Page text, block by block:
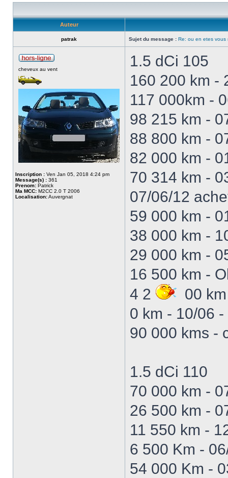
Auteur
patrak Sujet du message : Re: ou en etes vous
cheveux au vent
Inscription : Ven Jan 05, 2018 4:24 pm
Message(s) : 361
Prenom: Patrick
Ma MCC: M2CC 2.0 T 2006
Localisation:Auvergnat
1.5 dCi 105
160 200 km -
117 000km -
98 215 km -
88 800 km -
82 000 km -
70 314 km -
07/06/12
59 000 km -
38 000 km -
29 000 km -
16 500 km -
4 2
00
0 km - 10/06
90 000 kms -
1.5 dCi 110
70 000 km -
26 500 km -
11 550 km -
6 500 Km -
54 000 Km -